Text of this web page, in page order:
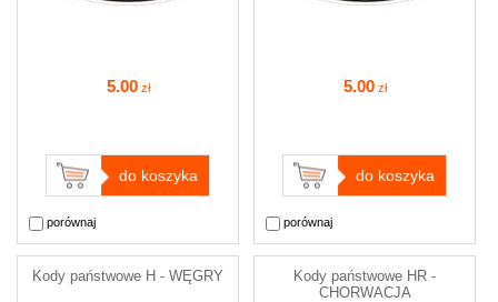
5.00 zł
do koszyka
porównaj
5.00 zł
do koszyka
porównaj
Kody państwowe H - WĘGRY
Kody państwowe HR -
CHORWACJA